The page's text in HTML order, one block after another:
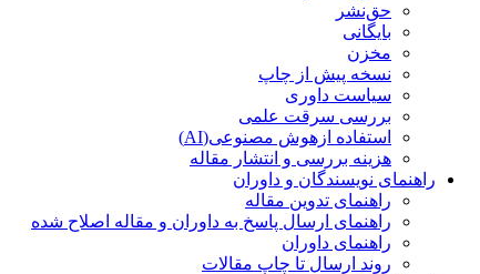
حق‌نشر
بایگانی
مخزن
نسخه پیش از چاپ
سیاست داوری
بررسی سرقت علمی
استفاده ازهوش مصنوعی(AI)
هزینه بررسی و انتشار مقاله
راهنمای نویسندگان و داوران
راهنمای تدوین مقاله
راهنمای ارسال پاسخ به داوران و مقاله اصلاح شده
راهنمای داوران
روند ارسال تا چاپ مقالات